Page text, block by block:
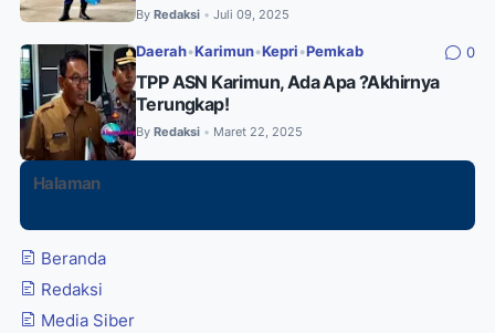
By Redaksi • Juli 09, 2025
Daerah•Karimun•Kepri •Pemkab 0
TPP ASN Karimun, Ada Apa ?Akhirnya
Terungkap!
By Redaksi • Maret 22, 2025
Halaman
Beranda
Redaksi
Media Siber